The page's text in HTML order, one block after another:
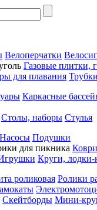
Велоперчатки
Газовые плитки,
для плавания Трубки
Каркасные
Столы, наборы Стулья
Насосы Подушки
для пикника
Круги, лодки-
роликовая Ролики
Скейтборды Мини-